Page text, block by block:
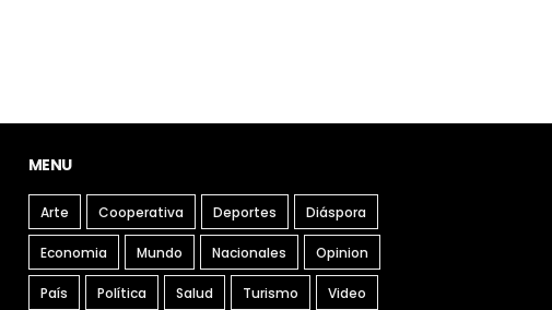
MENU
Arte Cooperativa Deportes Diáspora
Economia Mundo Nacionales Opinion
País Política Salud Turismo Video